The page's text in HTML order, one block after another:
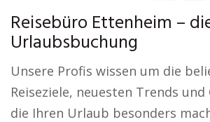
Reisebüro Ettenheim –
Urlaubsbuchung
Unsere Profis wissen um die
Reiseziele, neuesten Trends
die Ihren Urlaub besonders